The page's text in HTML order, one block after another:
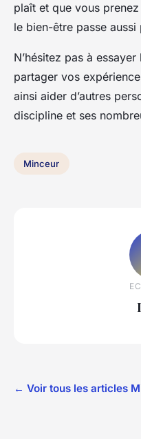
plaît et que vous
le bien-être passe
N’hésitez pas à
partager vos
ainsi aider d’autres
discipline et ses
Minceur
← Voir tous les articles